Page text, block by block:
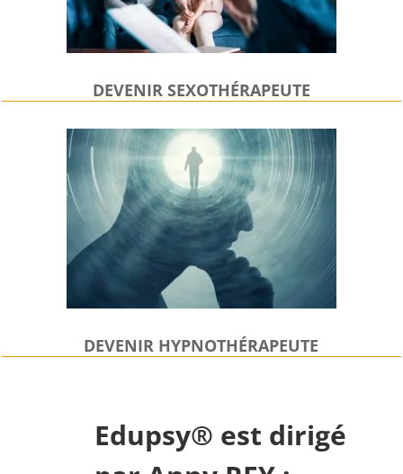
DEVENIR SEXOTHÉRAPEUTE
DEVENIR HYPNOTHÉRAPEUTE
Edupsy® est dirigé